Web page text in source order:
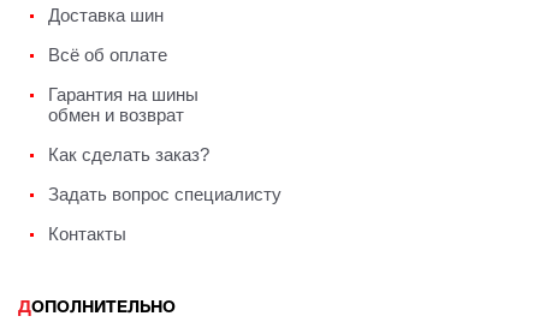
Доставка шин
Всё об оплате
Гарантия на шины
обмен и возврат
Как сделать заказ?
Задать вопрос специалисту
Контакты
ДОПОЛНИТЕЛЬНО